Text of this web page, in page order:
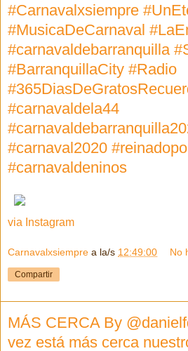
#Carnavalxsiempre
#MusicaDeCarnaval
#carnavaldebarranquilla
#BarranquillaCity #Radio
#carnavaldela44
#carnaval2020
#carnavaldeninos
via Instagram
Carnavalxsiempre a la/s 12:49:00 No
Compartir
MÁS CERCA By
vez está más cerca